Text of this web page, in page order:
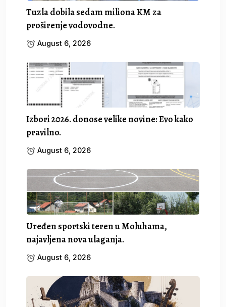
Tuzla dobila sedam miliona KM za
proširenje vodovodne.
August 6, 2026
Izbori 2026. donose velike novine: Evo kako
pravilno.
August 6, 2026
Uređen sportski teren u Moluhama,
najavljena nova ulaganja.
August 6, 2026